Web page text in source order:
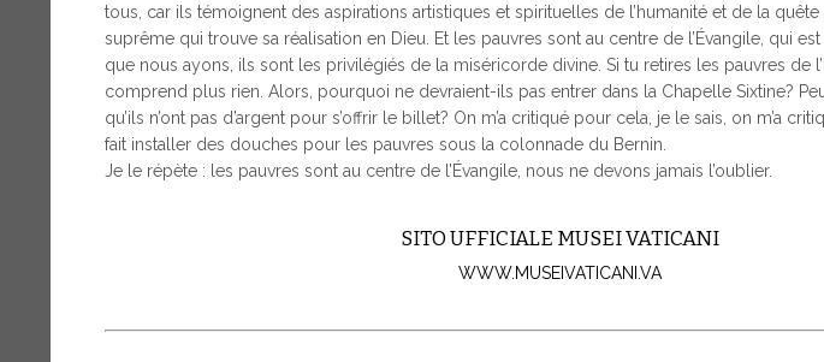
tous, car ils témoignent des aspirations artistiques et spirituelles de l’humanité et de la
suprême qui trouve sa réalisation en Dieu. Et les pauvres sont au centre de l’Évangile, qui
que nous ayons, ils sont les privilégiés de la miséricorde divine. Si tu retires les pauvres de
comprend plus rien. Alors, pourquoi ne devraient-ils pas entrer dans la Chapelle Sixtine?
qu’ils n’ont pas d’argent pour s’offrir le billet? On m’a critiqué pour cela, je le sais, on m’a
fait installer des douches pour les pauvres sous la colonnade du Bernin.
Je le répète : les pauvres sont au centre de l’Évangile, nous ne devons jamais l’oublier.
SITO UFFICIALE MUSEI VATICANI
WWW.MUSEIVATICANI.VA